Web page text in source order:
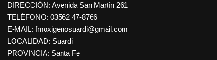
DIRECCIÓN: Avenida San Martín 261
TELÉFONO: 03562 47-8766
E-MAIL: fmoxigenosuardi@gmail.com
LOCALIDAD: Suardi
PROVINCIA: Santa Fe